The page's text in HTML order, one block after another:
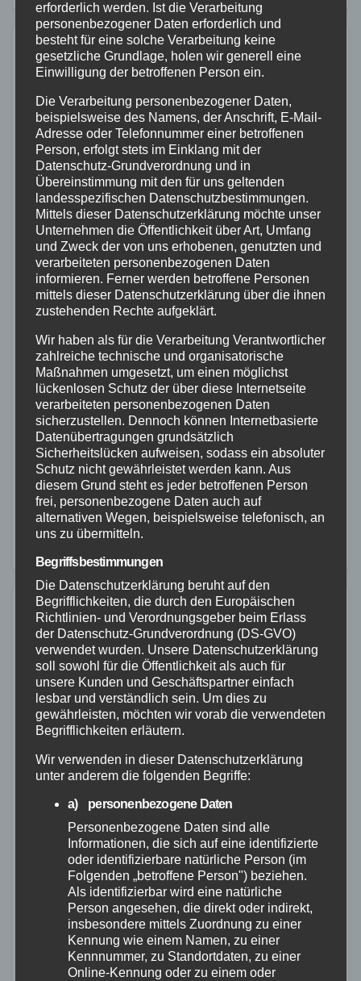
FEUERWEHR POLIZEI RETTUNGSDIENST
Gebäudebrand in Höhr-
Grenzhausen – Bewohner können
sich retten
26. JAN. 2026
In Höhr-Grenzhausen wurde am Montag, den
26.01.2026, gegen 11:50 Uhr ein Brand in einem
Gebäude gemeldet. Beim Eintreffen der Einsatzkräfte
konnten sich zwei Bewohner selbst aus dem Haus in
FEUERWEHR POLIZEI RETTUNGSDIENST
VIDEO
WESTERWALD
Auto kommt von der Straße ab –
Fahrer schwer verletzt
25. JAN. 2026
erforderlich werden. Ist die Verarbeitung
personenbezogener Daten erforderlich und
besteht für eine solche Verarbeitung keine
gesetzliche Grundlage, holen wir generell eine
Einwilligung der betroffenen Person ein.
Die Verarbeitung personenbezogener Daten,
beispielsweise des Namens, der Anschrift, E-Mail-
Adresse oder Telefonnummer einer betroffenen
Person, erfolgt stets im Einklang mit der
Datenschutz-Grundverordnung und in
Übereinstimmung mit den für uns geltenden
landesspezifischen Datenschutzbestimmungen.
Mittels dieser Datenschutzerklärung möchte unser
Unternehmen die Öffentlichkeit über Art, Umfang
und Zweck der von uns erhobenen, genutzten und
verarbeiteten personenbezogenen Daten
informieren. Ferner werden betroffene Personen
mittels dieser Datenschutzerklärung über die ihnen
zustehenden Rechte aufgeklärt.
Wir haben als für die Verarbeitung Verantwortlicher
zahlreiche technische und organisatorische
Maßnahmen umgesetzt, um einen möglichst
lückenlosen Schutz der über diese Internetseite
verarbeiteten personenbezogenen Daten
sicherzustellen. Dennoch können Internetbasierte
Datenübertragungen grundsätzlich
Sicherheitslücken aufweisen, sodass ein absoluter
Schutz nicht gewährleistet werden kann. Aus
diesem Grund steht es jeder betroffenen Person
frei, personenbezogene Daten auch auf
alternativen Wegen, beispielsweise telefonisch, an
uns zu übermitteln.
Begriffsbestimmungen
Die Datenschutzerklärung beruht auf den
Begrifflichkeiten, die durch den Europäischen
Richtlinien- und Verordnungsgeber beim Erlass
der Datenschutz-Grundverordnung (DS-GVO)
verwendet wurden. Unsere Datenschutzerklärung
soll sowohl für die Öffentlichkeit als auch für
unsere Kunden und Geschäftspartner einfach
lesbar und verständlich sein. Um dies zu
gewährleisten, möchten wir vorab die verwendeten
Begrifflichkeiten erläutern.
Wir verwenden in dieser Datenschutzerklärung
unter anderem die folgenden Begriffe:
a) personenbezogene Daten
Personenbezogene Daten sind alle
Informationen, die sich auf eine identifizierte
oder identifizierbare natürliche Person (im
Folgenden „betroffene Person") beziehen.
Als identifizierbar wird eine natürliche
Person angesehen, die direkt oder indirekt,
insbesondere mittels Zuordnung zu einer
Kennung wie einem Namen, zu einer
Kennnummer, zu Standortdaten, zu einer
Online-Kennung oder zu einem oder